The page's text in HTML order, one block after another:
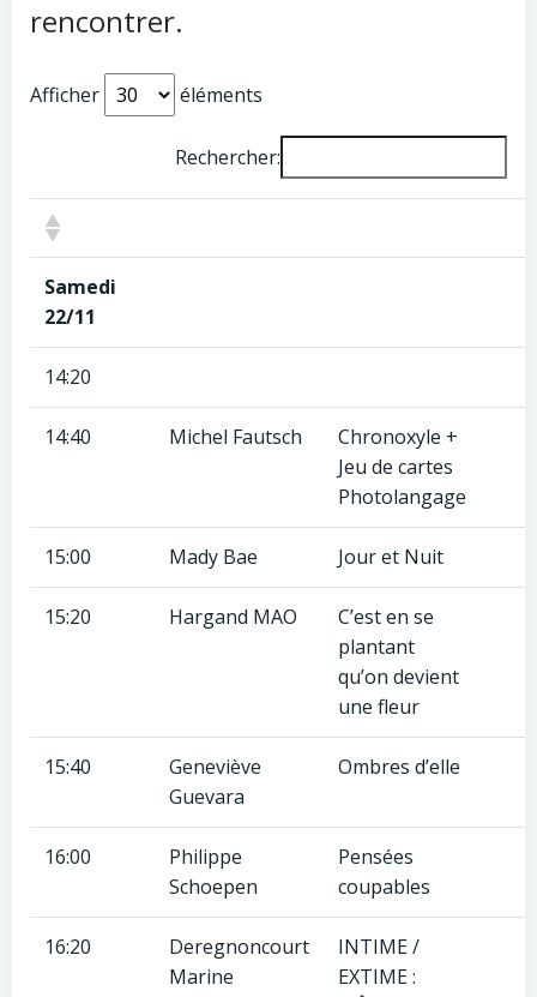
rencontrer.
Afficher éléments
Rechercher:
Samedi
22/11
14:20
14:40 Michel Fautsch
Chronoxyle +
Jeu de cartes
Photolangage
15:00 Mady Bae Jour et Nuit
15:20 Hargand MAO
C’est en se
plantant
qu’on devient
une fleur
15:40
Geneviève
Guevara
Ombres d’elle
16:00
Philippe
Schoepen
Pensées
coupables
16:20
Deregnoncourt
Marine
INTIME /
EXTIME :